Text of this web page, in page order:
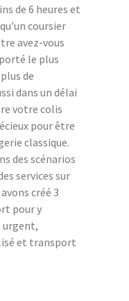
de 6 heures et
coursier
avez-vous
le plus
de
dans un délai
votre colis
pour être
classique.
des scénarios
services sur
créé 3
pour y
urgent,
et transport